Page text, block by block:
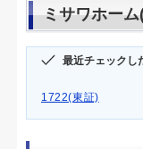
ミサワホー
最近チェックし
1722(東証)